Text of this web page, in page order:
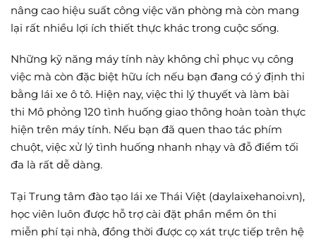
nâng cao hiệu suất công việc văn phòng mà còn mang
lại rất nhiều lợi ích thiết thực khác trong cuộc sống.
Những kỹ năng máy tính này không chỉ phục vụ công
việc mà còn đặc biệt hữu ích nếu bạn đang có ý định thi
bằng lái xe ô tô. Hiện nay, việc thi lý thuyết và làm bài
thi Mô phỏng 120 tình huống giao thông hoàn toàn thực
hiện trên máy tính. Nếu bạn đã quen thao tác phím
chuột, việc xử lý tình huống nhanh nhạy và đỗ điểm tối
đa là rất dễ dàng.
Tại Trung tâm đào tạo lái xe Thái Việt (daylaixehanoi.vn),
học viên luôn được hỗ trợ cài đặt phần mềm ôn thi
miễn phí tại nhà, đồng thời được cọ xát trực tiếp trên hệ